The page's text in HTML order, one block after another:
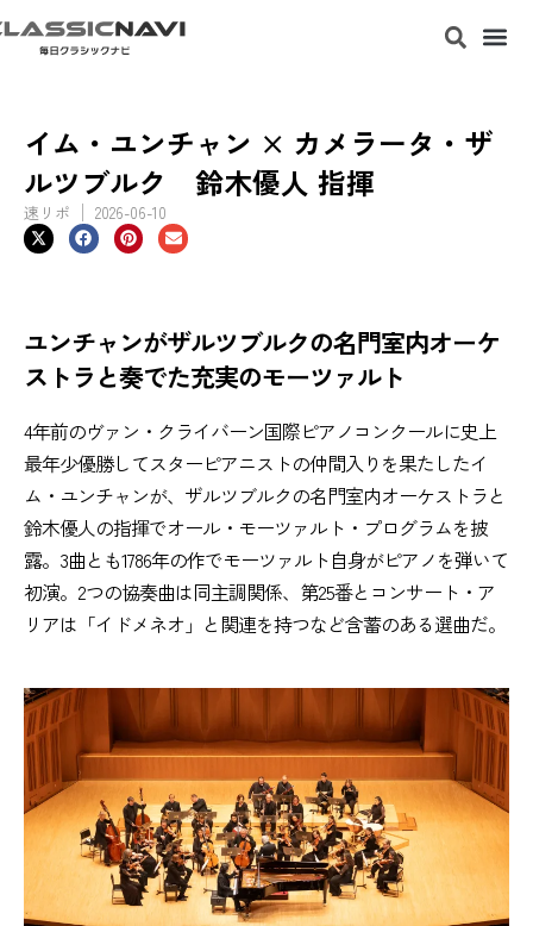
イム・ユンチャン × カメラータ・ザ
ルツブルク 鈴木優人 指揮
速リポ 2026-06-10
ユンチャンがザルツブルクの名門室内オーケ
ストラと奏でた充実のモーツァルト
4年前のヴァン・クライバーン国際ピアノコンクールに史上
最年少優勝してスターピアニストの仲間入りを果たしたイ
ム・ユンチャンが、ザルツブルクの名門室内オーケストラと
鈴木優人の指揮でオール・モーツァルト・プログラムを披
露。3曲とも1786年の作でモーツァルト自身がピアノを弾いて
初演。2つの協奏曲は同主調関係、第25番とコンサート・ア
リアは「イドメネオ」と関連を持つなど含蓄のある選曲だ。